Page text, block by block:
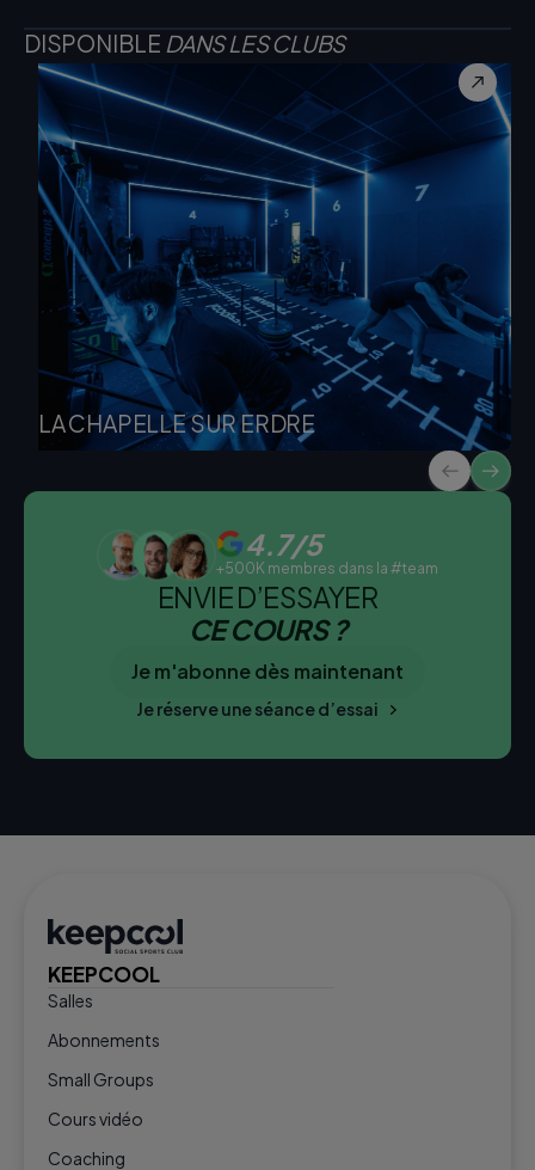
DISPONIBLE DANS LES CLUBS
LA CHAPELLE SUR ERDRE
4.7/5
+500K membres dans la #team
ENVIE D’ESSAYER
CE COURS ?
Je m'abonne dès maintenant
Je réserve une séance d’essai
KEEPCOOL
Salles
Abonnements
Small Groups
Cours vidéo
Coaching